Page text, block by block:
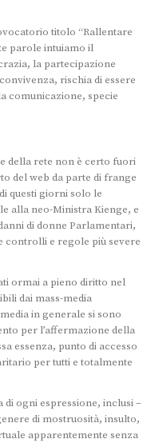
titolo “Rallentare
parole intuiamo il
la partecipazione
rischia di essere
comunicazione, specie
della rete non è certo fuori
del web da parte di frange
questi giorni solo le
alla neo-Ministra Kienge, e
di donne Parlamentari,
controlli e regole più severe
ormai a pieno diritto nel
dai mass-media
in generale si sono
per l’affermazione della
essenza, punto di accesso
per tutti e totalmente
di ogni espressione, inclusi –
di mostruosità, insulto,
apparentemente senza